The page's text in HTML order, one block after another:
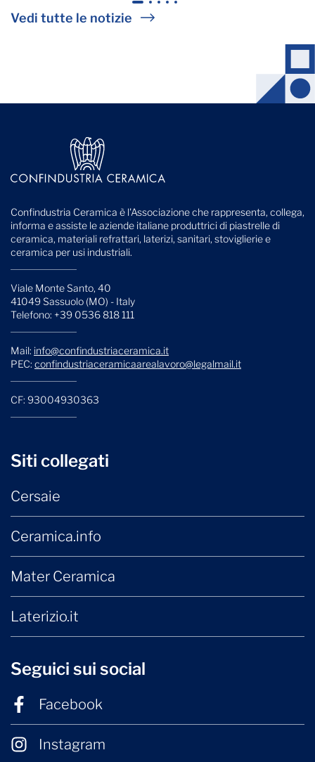
1 2 3 4 5
Vedi tutte le notizie
Confindustria Ceramica è l'Associazione che rappresenta, collega,
informa e assiste le aziende italiane produttrici di piastrelle di
ceramica, materiali refrattari, laterizi, sanitari, stoviglierie e
ceramica per usi industriali.
Viale Monte Santo, 40
41049 Sassuolo (MO) - Italy
Telefono: +39 0536 818 111
Mail: info@confindustriaceramica.it
PEC: confindustriaceramicaarealavoro@legalmail.it
CF: 93004930363
Siti collegati
Cersaie
Ceramica.info
Mater Ceramica
Laterizio.it
Seguici sui social
Facebook
Instagram